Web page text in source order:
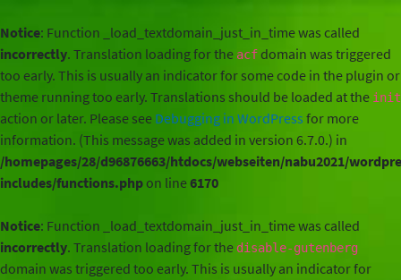
Notice: Function _load_textdomain_just_in_time was called
incorrectly. Translation loading for the acfdomain was triggered
too early. This is usually an indicator for some code in the plugin or
theme running too early. Translations should be loaded at the init
action or later. Please see Debugging in WordPress for more
information. (This message was added in version 6.7.0.) in
/homepages/28/d96876663/htdocs/webseiten/nabu2021/
includes/functions.php on line6170
Notice: Function _load_textdomain_just_in_time was called
incorrectly. Translation loading for the disable-gutenberg
domain was triggered too early. This is usually an indicator for